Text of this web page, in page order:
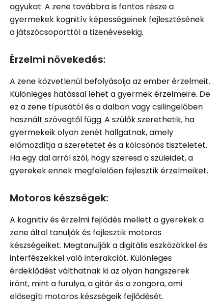
agyukat. A zene továbbra is fontos része a
gyermekek kognitív képességeinek fejlesztésének
a játszócsoporttól a tizenévesekig.
Érzelmi növekedés:
A zene közvetlenül befolyásolja az ember érzelmeit.
Különleges hatással lehet a gyermek érzelmeire. De
ez a zene típusától és a dalban vagy csilingelőben
használt szövegtől függ. A szülők szerethetik, ha
gyermekeik olyan zenét hallgatnak, amely
előmozdítja a szeretetet és a kölcsönös tiszteletet.
Ha egy dal arról szól, hogy szeresd a szüleidet, a
gyerekek ennek megfelelően fejlesztik érzelmeiket.
Motoros készségek:
A kognitív és érzelmi fejlődés mellett a gyerekek a
zene által tanulják és fejlesztik motoros
készségeiket. Megtanulják a digitális eszközökkel és
interfészekkel való interakciót. Különleges
érdeklődést válthatnak ki az olyan hangszerek
iránt, mint a furulya, a gitár és a zongora, ami
elősegíti motoros készségeik fejlődését.